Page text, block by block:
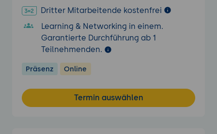
Dritter Mitarbeitende kostenfrei
Learning & Networking in einem.
Garantierte Durchführung ab 1
Teilnehmenden.
Präsenz Online
Termin auswählen